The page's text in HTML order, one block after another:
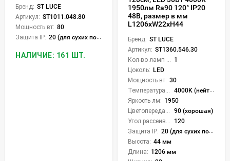
Бренд: ST LUCE
Артикул: ST1011.048.80
Мощность вт: 80
Защита IP: 20 (для сухих пом.)
НАЛИЧИЕ: 161 ШТ.
1950лм Ra90 120° IP20
48В, размер в мм
L1206xW22xH44
Бренд: ST LUCE
Артикул: ST1360.546.30
1
Цоколь: LED
Мощность вт: 30
4000K (нейтральный)
Яркость лм: 1950
90 (хорошая)
120
Защита IP: 20 (для сухих пом.)
Высота: 44 мм
Длина: 1206 мм